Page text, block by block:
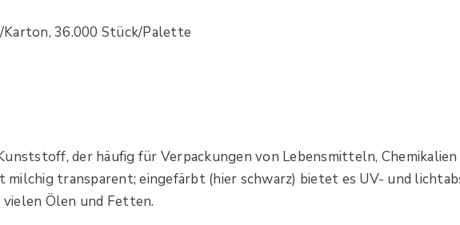
36.000 Stück/Palette
der häufig für Verpackungen von Lebensmitteln,
transparent; eingefärbt (hier schwarz) bietet es UV- und
Ölen und Fetten.